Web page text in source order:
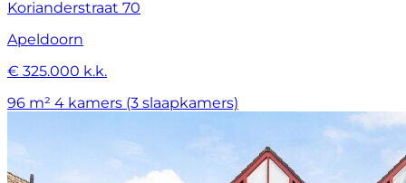
Korianderstraat 70
Apeldoorn
€ 325.000 k.k.
96 m² 4 kamers (3 slaapkamers)